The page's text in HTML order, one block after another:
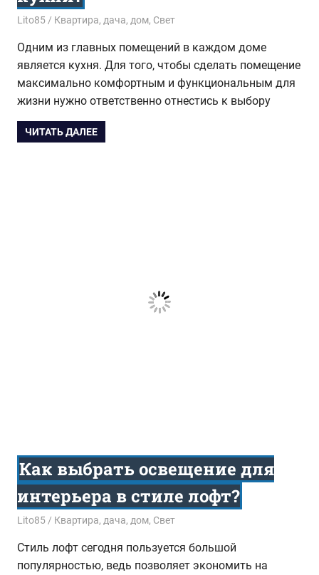
29.11.2016
Lito85 Квартира, дача, дом, Свет
Одним из главных помещений в каждом доме
является кухня. Для того, чтобы сделать помещение
максимально комфортным и функциональным для
жизни нужно ответственно отнестись к выбору
ЧИТАТЬ ДАЛЕЕ
Как выбрать освещение для
интерьера в стиле лофт?
11.11.2016
Lito85 Квартира, дача, дом, Свет
Стиль лофт сегодня пользуется большой
популярностью, ведь позволяет экономить на